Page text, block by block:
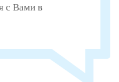
с Вами в